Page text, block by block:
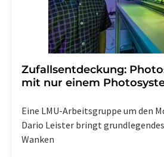
Zufallsentdeckung:
mit nur einem
Eine LMU-Arbeitsgruppe um den
Dario Leister bringt
Wanken